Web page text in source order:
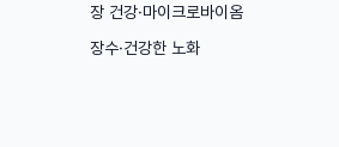
장 건강·마이크로바이옴
장수·건강한 노화